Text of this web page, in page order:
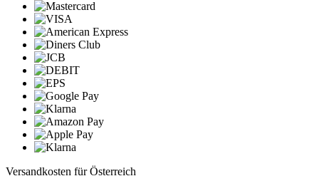
Versandkosten für Österreich